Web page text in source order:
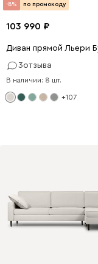
-8% по промокоду
103 990
Диван прямой Льери
3отзыва
В наличии: 8 шт.
+107